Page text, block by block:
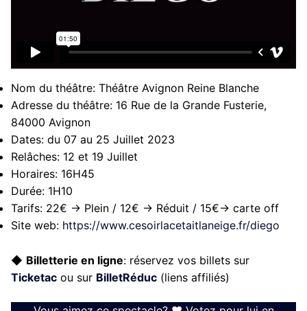
Nom du théâtre: Théâtre Avignon Reine Blanche
Adresse du théâtre: 16 Rue de la Grande Fusterie,
84000 Avignon
Dates: du 07 au 25 Juillet 2023
Relâches: 12 et 19 Juillet
Horaires: 16H45
Durée: 1H10
Tarifs: 22€ → Plein / 12€ → Réduit / 15€→ carte off
Site web: https://www.cesoirlacetaitlaneige.fr/diego
◆ Billetterie en ligne: réservez vos billets sur
Ticketac ou sur BilletRéduc (liens affiliés)